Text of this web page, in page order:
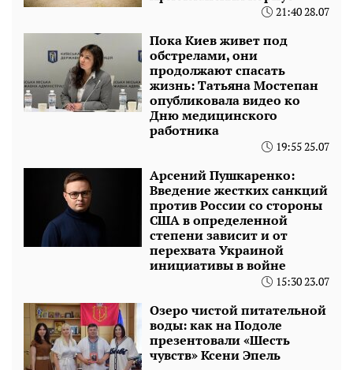
21:40 28.07
Пока Киев живет под
обстрелами, они
продолжают спасать
жизнь: Татьяна Мостепан
опубликовала видео ко
Дню медицинского
работника
19:55 25.07
Арсений Пушкаренко:
Введение жестких санкций
против России со стороны
США в определенной
степени зависит и от
перехвата Украиной
инициативы в войне
15:30 23.07
Озеро чистой питательной
воды: как на Подоле
презентовали «Шесть
чувств» Ксени Эпель